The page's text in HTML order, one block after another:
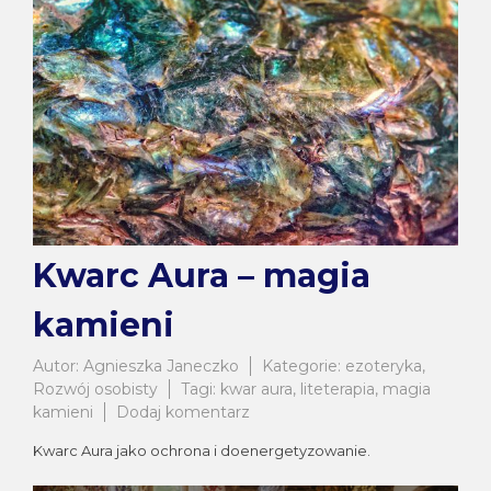
Kwarc Aura – magia
kamieni
Autor: Agnieszka Janeczko Kategorie: ezoteryka,
Rozwój osobisty
Tagi: kwar aura, liteterapia, magia
kamieni
Dodaj komentarz
Aura
Kwarc Aura jako ochrona i doenergetyzowanie.